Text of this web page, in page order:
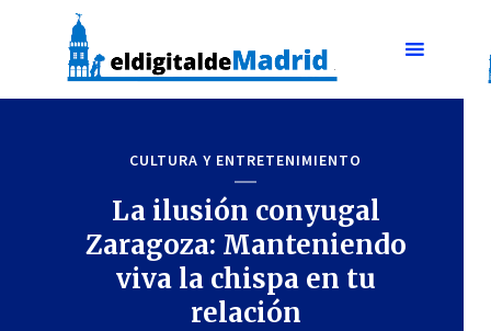
CULTURA Y ENTRETENIMIENTO
La ilusión conyugal
Zaragoza: Manteniendo
viva la chispa en tu
relación